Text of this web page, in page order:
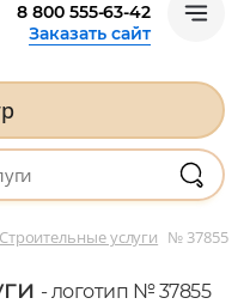
8 800 555-63-42
Заказать сайт
Строительные услуги № 37855
- логотип № 37855